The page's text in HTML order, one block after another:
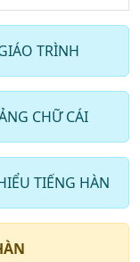
60 bài eps-topik
60 bài eps-topik
60 bài eps-topik
60 bài eps-topik
TRÌNH
CHỮ CÁI
TIẾNG HÀN